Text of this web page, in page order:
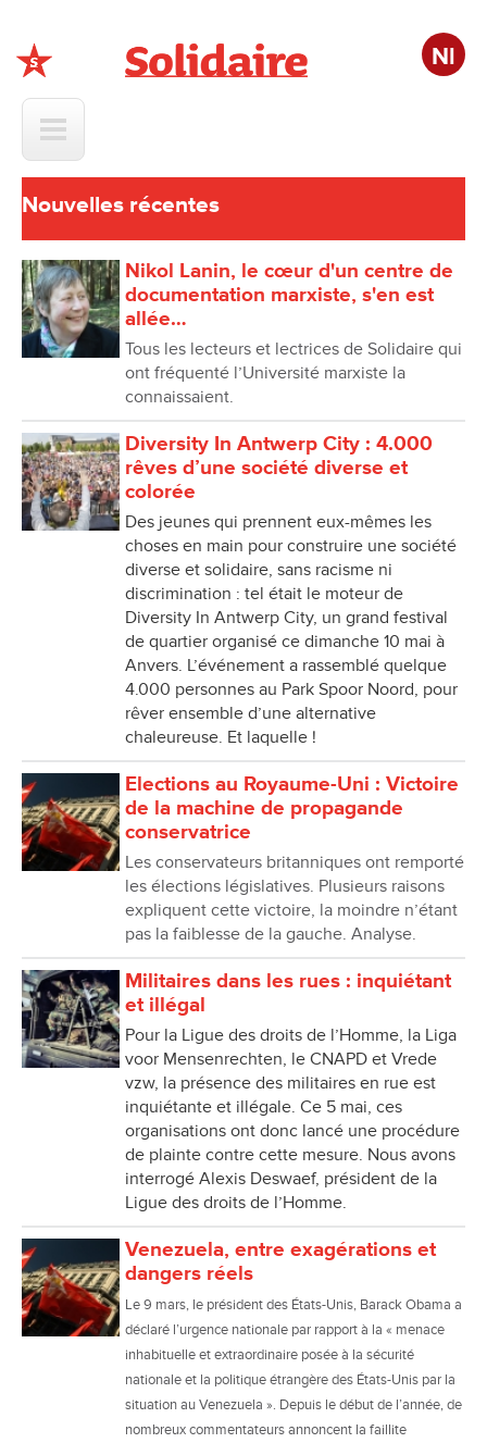
Nl
Solidaire
Nouvelles récentes
Nikol Lanin, le cœur d'un centre de
documentation marxiste, s'en est
allée…
Tous les lecteurs et lectrices de Solidaire qui
ont fréquenté l’Université marxiste la
connaissaient.
Diversity In Antwerp City : 4.000
rêves d’une société diverse et
colorée
Des jeunes qui prennent eux-mêmes les
choses en main pour construire une société
diverse et solidaire, sans racisme ni
discrimination : tel était le moteur de
Diversity In Antwerp City, un grand festival
de quartier organisé ce dimanche 10 mai à
Anvers. L’événement a rassemblé quelque
4.000 personnes au Park Spoor Noord, pour
rêver ensemble d’une alternative
chaleureuse. Et laquelle !
Elections au Royaume-Uni : Victoire
de la machine de propagande
conservatrice
Les conservateurs britanniques ont remporté
les élections législatives. Plusieurs raisons
expliquent cette victoire, la moindre n’étant
pas la faiblesse de la gauche. Analyse.
Militaires dans les rues : inquiétant
et illégal
Pour la Ligue des droits de l’Homme, la Liga
voor Mensenrechten, le CNAPD et Vrede
vzw, la présence des militaires en rue est
inquiétante et illégale. Ce 5 mai, ces
organisations ont donc lancé une procédure
de plainte contre cette mesure. Nous avons
interrogé Alexis Deswaef, président de la
Ligue des droits de l’Homme.
Venezuela, entre exagérations et
dangers réels
Le 9 mars, le président des États-Unis, Barack Obama a
déclaré l’urgence nationale par rapport à la « menace
inhabituelle et extraordinaire posée à la sécurité
nationale et la politique étrangère des États-Unis par la
situation au Venezuela ». Depuis le début de l’année, de
nombreux commentateurs annoncent la faillite